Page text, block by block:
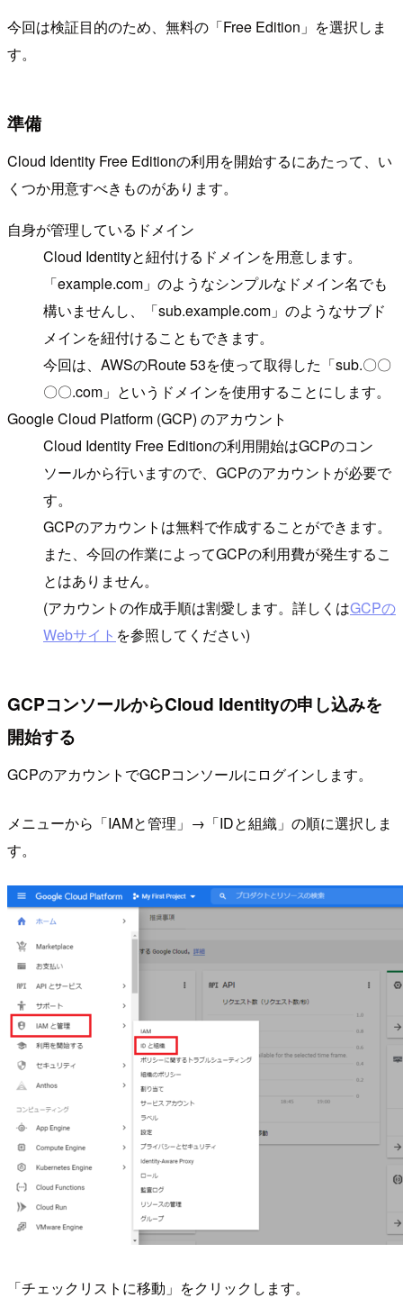
今回は検証目的のため、無料の「Free Edition」を選択しま
す。
準備
Cloud Identity Free Editionの利用を開始するにあたって、い
くつか用意すべきものがあります。
自身が管理しているドメイン
Cloud Identityと紐付けるドメインを用意します。
「example.com」のようなシンプルなドメイン名でも
構いませんし、「sub.example.com」のようなサブド
メインを紐付けることもできます。
今回は、AWSのRoute 53を使って取得した「sub.〇〇
〇〇.com」というドメインを使用することにします。
Google Cloud Platform (GCP) のアカウント
Cloud Identity Free Editionの利用開始はGCPのコン
ソールから行いますので、GCPのアカウントが必要で
す。
GCPのアカウントは無料で作成することができます。
また、今回の作業によってGCPの利用費が発生するこ
とはありません。
(アカウントの作成手順は割愛します。詳しくはGCPの
Webサイト を参照してください)
GCPコンソールからCloud Identityの申し込みを
開始する
GCPのアカウントでGCPコンソールにログインします。
メニューから「IAMと管理」→「IDと組織」の順に選択しま
す。
「チェックリストに移動」をクリックします。